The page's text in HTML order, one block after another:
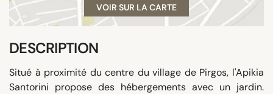
VOIR SUR LA CARTE
DESCRIPTION
Situé à proximité du centre du village de Pirgos, l'Apikia
Santorini propose des hébergements avec un jardin.